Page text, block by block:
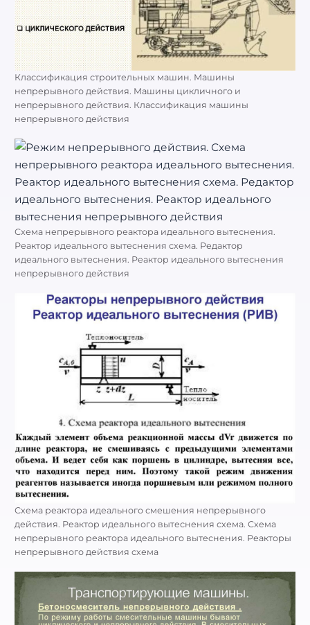
Классификация строительных машин. Машины
непрерывного действия. Машины цикличного и
непрерывного действия. Классификация машины
непрерывного действия
Схема непрерывного реактора идеального вытеснения.
Реактор идеального вытеснения схема. Редактор
идеального вытеснения. Реактор идеального вытеснения
непрерывного действия
Схема реактора идеального смешения непрерывного
действия. Реактор идеального вытеснения схема. Схема
непрерывного реактора идеального вытеснения. Реакторы
непрерывного действия схема